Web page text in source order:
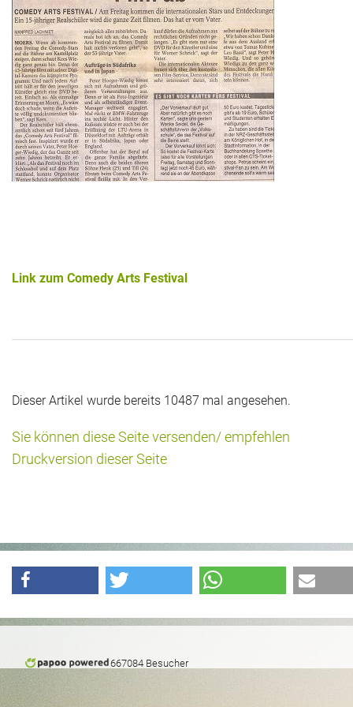
Historie + Gegenwart
Presse + Medien
Images : ep Bildergalerien
Peter's "on-the-road" Tipps
Sprüche
Link zum Comedy Arts Festival
Dieser Artikel wurde bereits 10487 mal angesehen.
Sie können diese Seite versenden/ empfehlen
Druckversion dieser Seite
667084 Besucher